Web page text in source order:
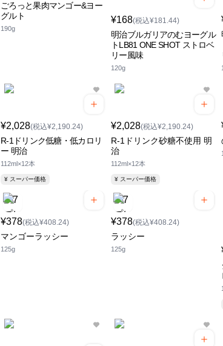
ごろっと果肉マンゴー&ヨー
グルト
190g
¥168(税込¥181.44)
明治ブルガリアのむヨーグル
トLB81 ONE SHOT ストロベ
リー風味
120g
¥2,028(税込¥2,190.24)
R-1ドリンク低糖・低カロリ
ー 明治
112ml×12本
¥ スーパー価格
¥2,028(税込¥2,190.24)
R-1ドリンク砂糖不使用 明
治
112ml×12本
¥ スーパー価格
¥378(税込¥408.24)
マンゴーラッシー
125g
¥378(税込¥408.24)
ラッシー
125g